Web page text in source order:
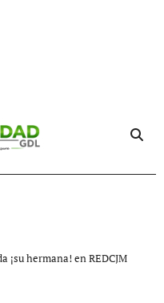
¡su hermana! en REDCJM